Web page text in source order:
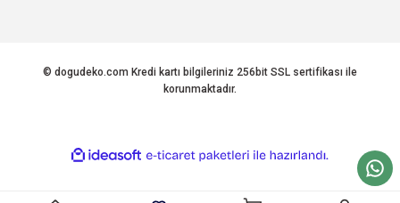
© dogudeko.com Kredi kartı bilgileriniz 256bit SSL sertifikası ile
korunmaktadır.
ideasoft
e-
hazırlandı.